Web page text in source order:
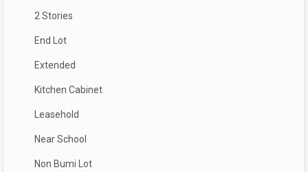
2 Stories
End Lot
Extended
Kitchen Cabinet
Leasehold
Near School
Non Bumi Lot